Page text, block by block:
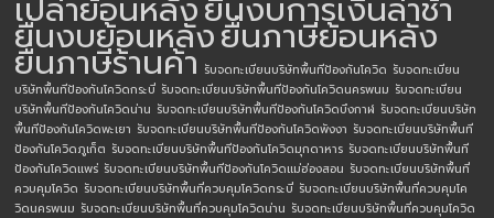
เปล่าย้อนหลังยื่นงบการเงินล่าช้า
ยื่นงบย้อนหลังยื่นภาษีย้อนหลัง
ยื่นภาษีร้านค้า รับจดทะเบียนบริษัทพื้นทีป้องกันโควิด รับจดทะเบียน
บริษัทพื้นทีป้องกันโควิดกระบี่ รับจดทะเบียนบริษัทพื้นทีป้องกันโควิดนครพนม รับจดทะเบียน
บริษัทพื้นทีป้องกันโควิดน่าน รับจดทะเบียนบริษัทพื้นทีป้องกันโควิดบึงกาฬ รับจดทะเบียนบริษัท
พื้นทีป้องกันโควิดพะเยา รับจดทะเบียนบริษัทพื้นทีป้องกันโควิดพังงา รับจดทะเบียนบริษัทพื้นที
ป้องกันโควิดภูเก็ต รับจดทะเบียนบริษัทพื้นทีป้องกันโควิดมุกดาหาร รับจดทะเบียนบริษัทพื้นที
ป้องกันโควิดแพร่ รับจดทะเบียนบริษัทพื้นทีป้องกันโควิดแม่ฮ่องสอน รับจดทะเบียนบริษัทพื้นที่
ควบคุมโควิด รับจดทะเบียนบริษัทพื้นที่ควบคุมโควิดกระบี่ รับจดทะเบียนบริษัทพื้นที่ควบคุมโค
วิดนครพนม รับจดทะเบียนบริษัทพื้นที่ควบคุมโควิดน่าน รับจดทะเบียนบริษัทพื้นที่ควบคุมโควิด